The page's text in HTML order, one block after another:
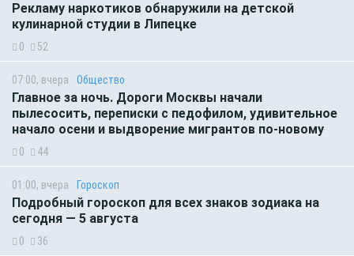
Рекламу наркотиков обнаружили на детской
кулинарной студии в Липецке
0 52
07:00, вчера Общество
Главное за ночь. Дороги Москвы начали
пылесосить, переписки с педофилом, удивительное
начало осени и выдворение мигрантов по-новому
0 44
01:00, вчера Гороскоп
Подробный гороскоп для всех знаков зодиака на
сегодня — 5 августа
0 36